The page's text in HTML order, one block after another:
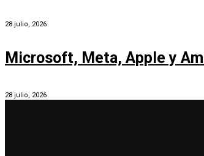
28 julio, 2026
Microsoft, Meta, Apple y
28 julio, 2026